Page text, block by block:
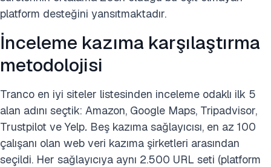
platform desteğini yansıtmaktadır.
İnceleme kazıma karşılaştırma
metodolojisi
Tranco en iyi siteler listesinden inceleme odaklı ilk 5
alan adını seçtik: Amazon, Google Maps, Tripadvisor,
Trustpilot ve Yelp. Beş kazıma sağlayıcısı, en az 100
çalışanı olan web veri kazıma şirketleri arasından
seçildi. Her sağlayıcıya aynı 2.500 URL seti (platform